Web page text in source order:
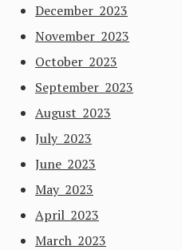
December 2023
November 2023
October 2023
September 2023
August 2023
July 2023
June 2023
May 2023
April 2023
March 2023